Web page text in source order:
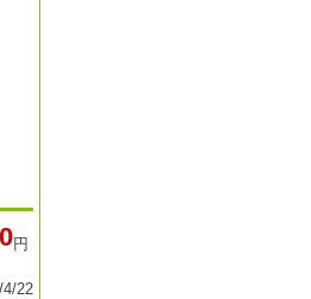
円
4/22